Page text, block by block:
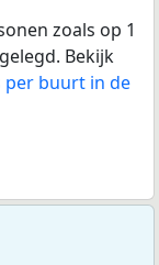
zoals op 1
Bekijk
per buurt in de